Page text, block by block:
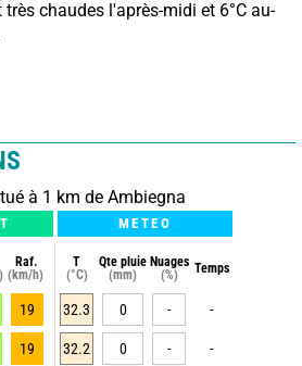
chaudes l'après-midi et 6°C au-
à 1 km de Ambiegna
METEO
Raf.
(km/h)
T
(°C)
Qte pluie
(mm)
Nuages
(%)
Temps
19 32.3 0 - -
19 32.2 0 - -